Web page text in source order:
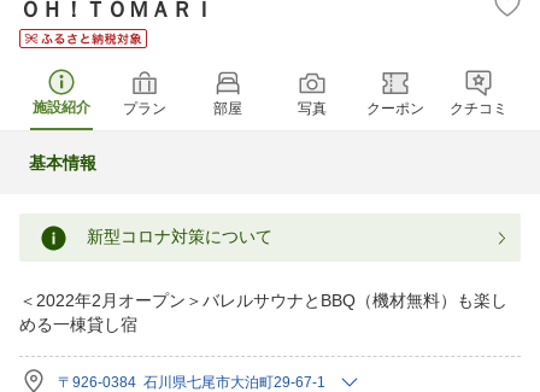
ＯＨ！ＴＯＭＡＲＩ
施設紹介 プラン 部屋 写真 クーポン クチコミ
基本情報
新型コロナ対策について
＜2022年2月オープン＞バレルサウナとBBQ（機材無料）も楽し
める一棟貸し宿
〒926-0384 石川県七尾市大泊町29-67-1